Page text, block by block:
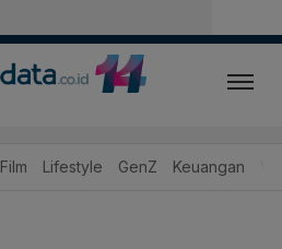
Film Lifestyle GenZ Keuangan